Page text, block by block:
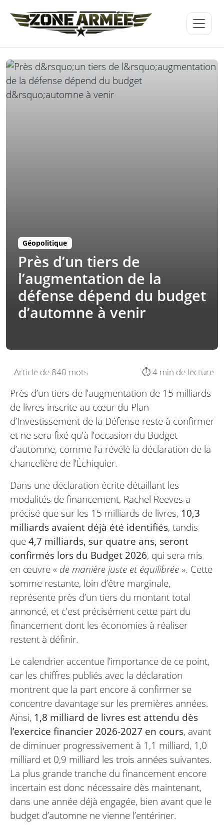
Géopolitique
Près d’un tiers de
l’augmentation de la
défense dépend du budget
d’automne à venir
Article de 840 mots ⏱️ 4 min de lecture
Près d’un tiers de l’augmentation de 15 milliards
de livres inscrite au cœur du Plan
d’Investissement de la Défense reste à confirmer
et ne sera fixé qu’à l’occasion du Budget
d’automne, comme l’a révélé la déclaration de la
chancelière de l’Échiquier.
Dans une déclaration écrite détaillant les
modalités de financement, Rachel Reeves a
précisé que sur les 15 milliards de livres, 10,3
milliards avaient déjà été identifiés, tandis
que4,7 milliards, sur quatre ans, seront
confirmés lors du Budget 2026, qui sera mis
en œuvre« de manière juste et équilibrée ». Cette
somme restante, loin d’être marginale,
représente près d’un tiers du montant total
annoncé, et c’est précisément cette part du
financement dont les économies à réaliser
restent à définir.
Le calendrier accentue l’importance de ce point,
car les chiffres publiés avec la déclaration
montrent que la part encore à confirmer se
concentre davantage sur les premières années.
Ainsi, 1,8 milliard de livres est attendu dès
l’exercice financier 2026-2027 en cours, avant
de diminuer progressivement à 1,1 milliard, 1,0
milliard et 0,9 milliard les trois années suivantes.
La plus grande tranche du financement encore
incertain est donc nécessaire dès maintenant,
dans une année déjà engagée, bien avant que le
budget d’automne ne vienne l’entériner.